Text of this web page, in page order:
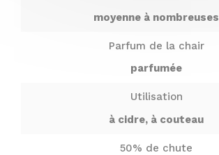
moyenne à nombreuses
Parfum de la chair
parfumée
Utilisation
à cidre, à couteau
50% de chute